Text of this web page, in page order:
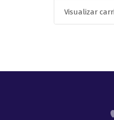
Visualizar